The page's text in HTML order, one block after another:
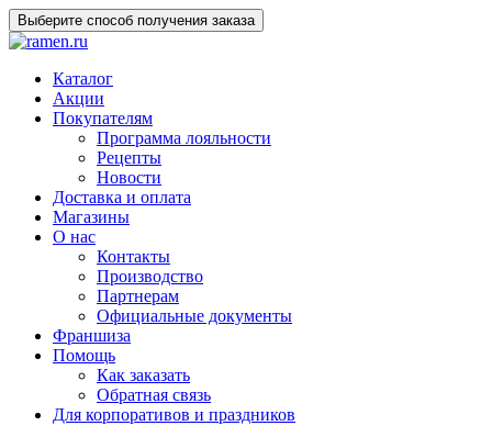
Выберите способ получения заказа
Каталог
Акции
Покупателям
Программа лояльности
Рецепты
Новости
Доставка и оплата
Магазины
О нас
Контакты
Производство
Партнерам
Официальные документы
Франшиза
Помощь
Как заказать
Обратная связь
Для корпоративов и праздников